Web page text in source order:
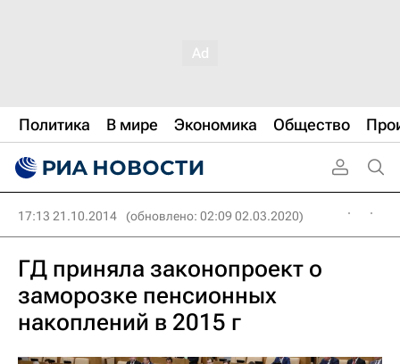
Политика В мире Экономика Общество
17:13 21.10.2014 (обновлено: 02:09 02.03.2020)
ГД приняла законопроект о
заморозке пенсионных
накоплений в 2015 г